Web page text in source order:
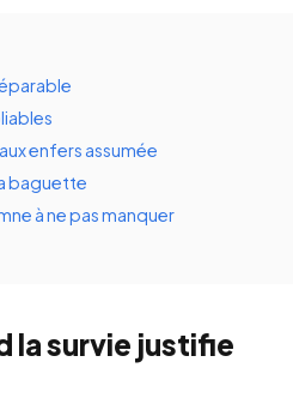
enfers assumée
baguette
à ne pas manquer
la survie justifie